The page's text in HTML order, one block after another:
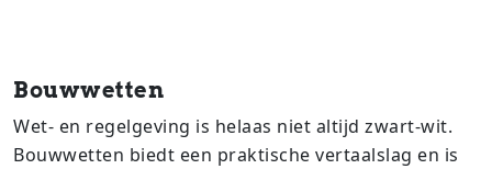
Bouwwetten
Wet- en regelgeving is helaas niet altijd zwart-wit.
Bouwwetten biedt een praktische vertaalslag en is